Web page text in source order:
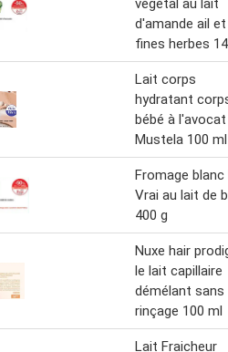
végétal au lait
d'amande ail et
fines herbes
Lait corps
hydratant
bébé à l'avocat
Mustela 100 ml
Fromage blanc
Vrai au lait de
400 g
Nuxe hair
le lait capillaire
démélant sans
rinçage 100 ml
Lait Fraicheur